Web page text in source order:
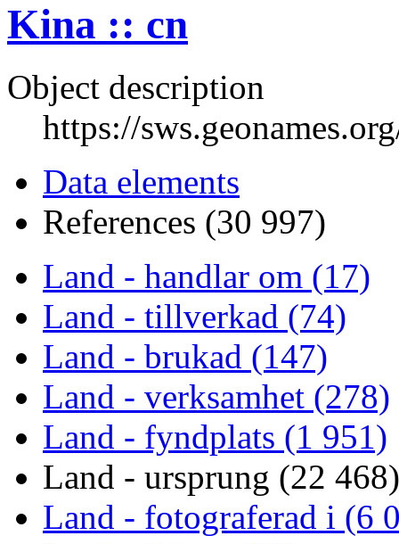
Kina :: cn
Object description
https://
Data elements
References (30 997)
Land - handlar om (17)
Land - tillverkad (74)
Land - brukad (147)
Land - verksamhet (278)
Land - fyndplats (1 951)
Land - ursprung (22 468)
Land - fotograferad i (6